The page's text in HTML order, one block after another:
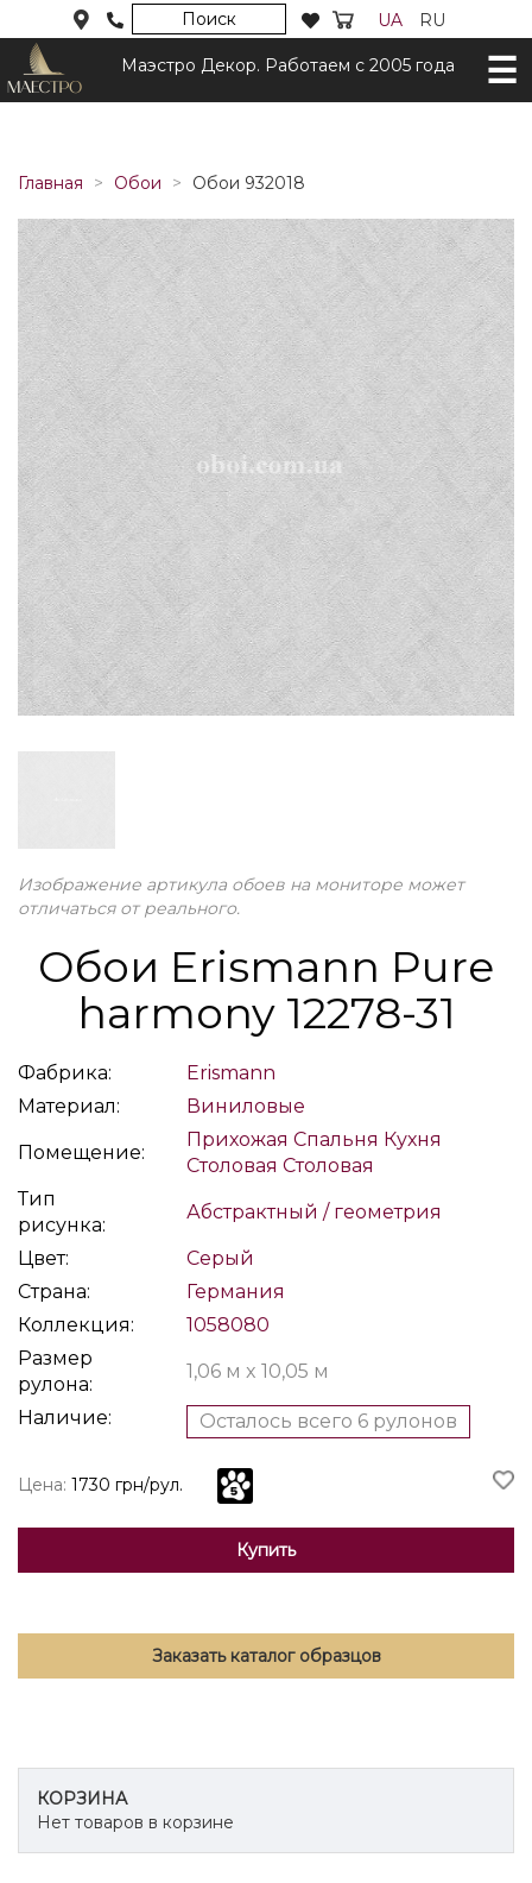
Поиск UA RU
Маэстро Декор. Работаем с 2005 года
Главная Обои Обои 932018
Изображение артикула обоев на мониторе может
отличаться от реального.
Обои Erismann Pure
harmony 12278-31
Фабрика:
Erismann
Материал:
Виниловые
Помещение:
Прихожая Спальня Кухня
Столовая Столовая
Тип
рисунка:
Абстрактный / геометрия
Цвет:
Серый
Страна:
Германия
Коллекция:
1058080
Размер
рулона:
1,06 м x 10,05 м
Наличие: Осталось всего 6 рулонов
Цена: 1730 грн/рул.
Купить
Заказать каталог образцов
КОРЗИНА
Нет товаров в корзине